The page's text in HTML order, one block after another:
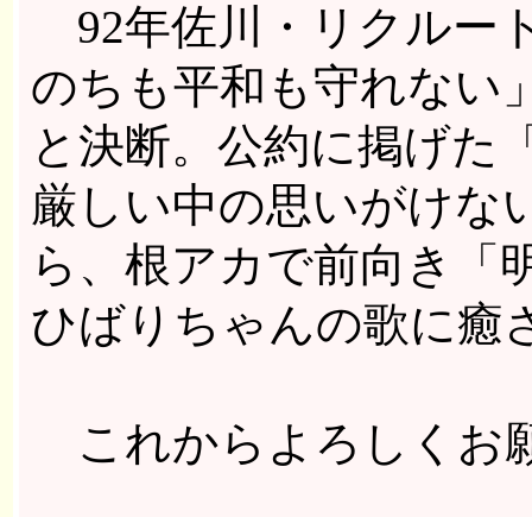
92年佐川・リクルー
のちも平和も守れない
と決断。公約に掲げた
厳しい中の思いがけな
ら、根アカで前向き「
ひばりちゃんの歌に癒
これからよろしくお